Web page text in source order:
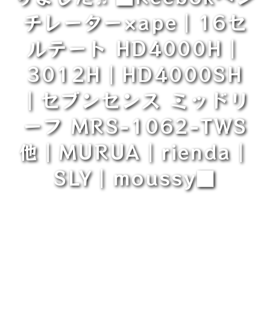
チレーター×ape｜16セ
ルテート HD4000H｜
3012H｜HD4000SH
｜セブンセンス ミッドリ
ーフ MRS-1062-TWS
他｜MURUA｜rienda｜
SLY｜moussy■